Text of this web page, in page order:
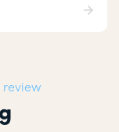
review